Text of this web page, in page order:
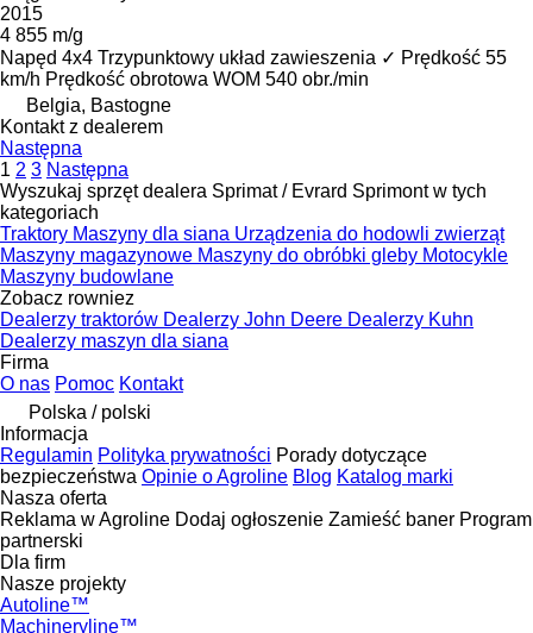
2015
4 855 m/g
Napęd 4x4 Trzypunktowy układ zawieszenia ✓ Prędkość 55
km/h Prędkość obrotowa WOM 540 obr./min
Belgia, Bastogne
Kontakt z dealerem
Następna
1 2 3 Następna
Wyszukaj sprzęt dealera Sprimat / Evrard Sprimont w tych
kategoriach
Traktory Maszyny dla siana Urządzenia do hodowli zwierząt
Maszyny magazynowe Maszyny do obróbki gleby Motocykle
Maszyny budowlane
Zobacz rowniez
Dealerzy traktorów Dealerzy John Deere Dealerzy Kuhn
Dealerzy maszyn dla siana
Firma
O nas Pomoc Kontakt
Polska / polski
Informacja
Regulamin Polityka prywatności Porady dotyczące
bezpieczeństwa Opinie o Agroline Blog Katalog marki
Nasza oferta
Reklama w Agroline Dodaj ogłoszenie Zamieść baner Program
partnerski
Dla firm
Nasze projekty
Autoline™
Machineryline™